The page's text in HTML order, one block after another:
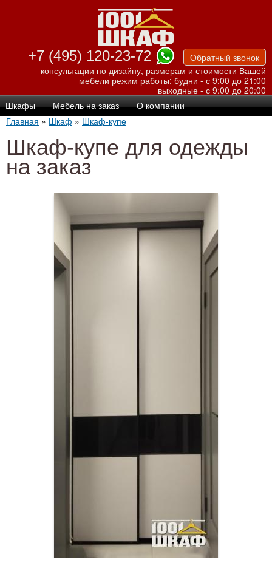
Перейти к
основному
содержанию
+7 (495) 120-23-72
Обратный звонок
консультации по дизайну, размерам и стоимости Вашей
мебели режим работы: будни - с 9:00 до 21:00
выходные - с 9:00 до 20:00
Шкафы Мебель на заказ О компании
Главная » Шкаф » Шкаф-купе
Шкаф-купе для одежды
на заказ